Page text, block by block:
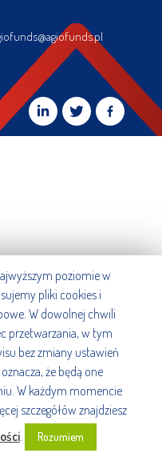
poziomie w
pliki cookies i
W dowolnej chwili
przetwarzania, w tym
bez zmiany ustawień
że będą one
W każdym momencie
szczegółów znajdziesz
. Rozumiem